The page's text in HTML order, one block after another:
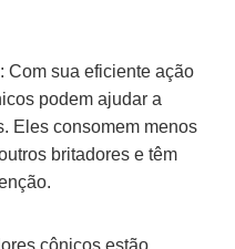
Com sua eficiente ação
podem ajudar a
Eles consomem menos
britadores e têm
cônicos estão